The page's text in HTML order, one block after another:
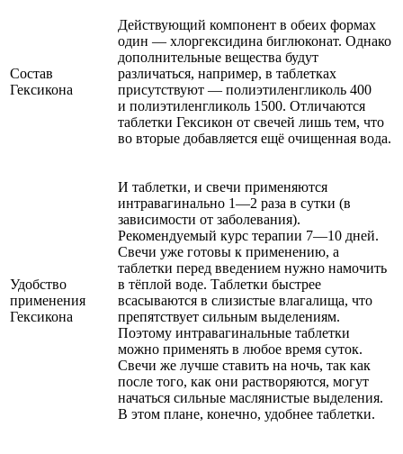
Состав
Гексикона
Действующий компонент в обеих формах
один — хлоргексидина биглюконат. Однако
дополнительные вещества будут
различаться, например, в таблетках
присутствуют — полиэтиленгликоль 400
и полиэтиленгликоль 1500. Отличаются
таблетки Гексикон от свечей лишь тем, что
во вторые добавляется ещё очищенная вода.
Удобство
применения
Гексикона
И таблетки, и свечи применяются
интравагинально 1—2 раза в сутки (в
зависимости от заболевания).
Рекомендуемый курс терапии 7—10 дней.
Свечи уже готовы к применению, а
таблетки перед введением нужно намочить
в тёплой воде. Таблетки быстрее
всасываются в слизистые влагалища, что
препятствует сильным выделениям.
Поэтому интравагинальные таблетки
можно применять в любое время суток.
Свечи же лучше ставить на ночь, так как
после того, как они растворяются, могут
начаться сильные маслянистые выделения.
В этом плане, конечно, удобнее таблетки.